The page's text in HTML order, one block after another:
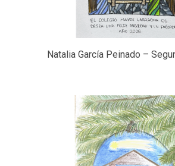
Natalia García Peinado –